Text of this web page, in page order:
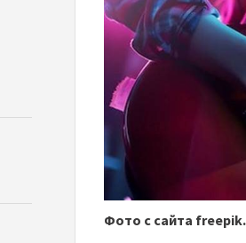
Фото с сайта